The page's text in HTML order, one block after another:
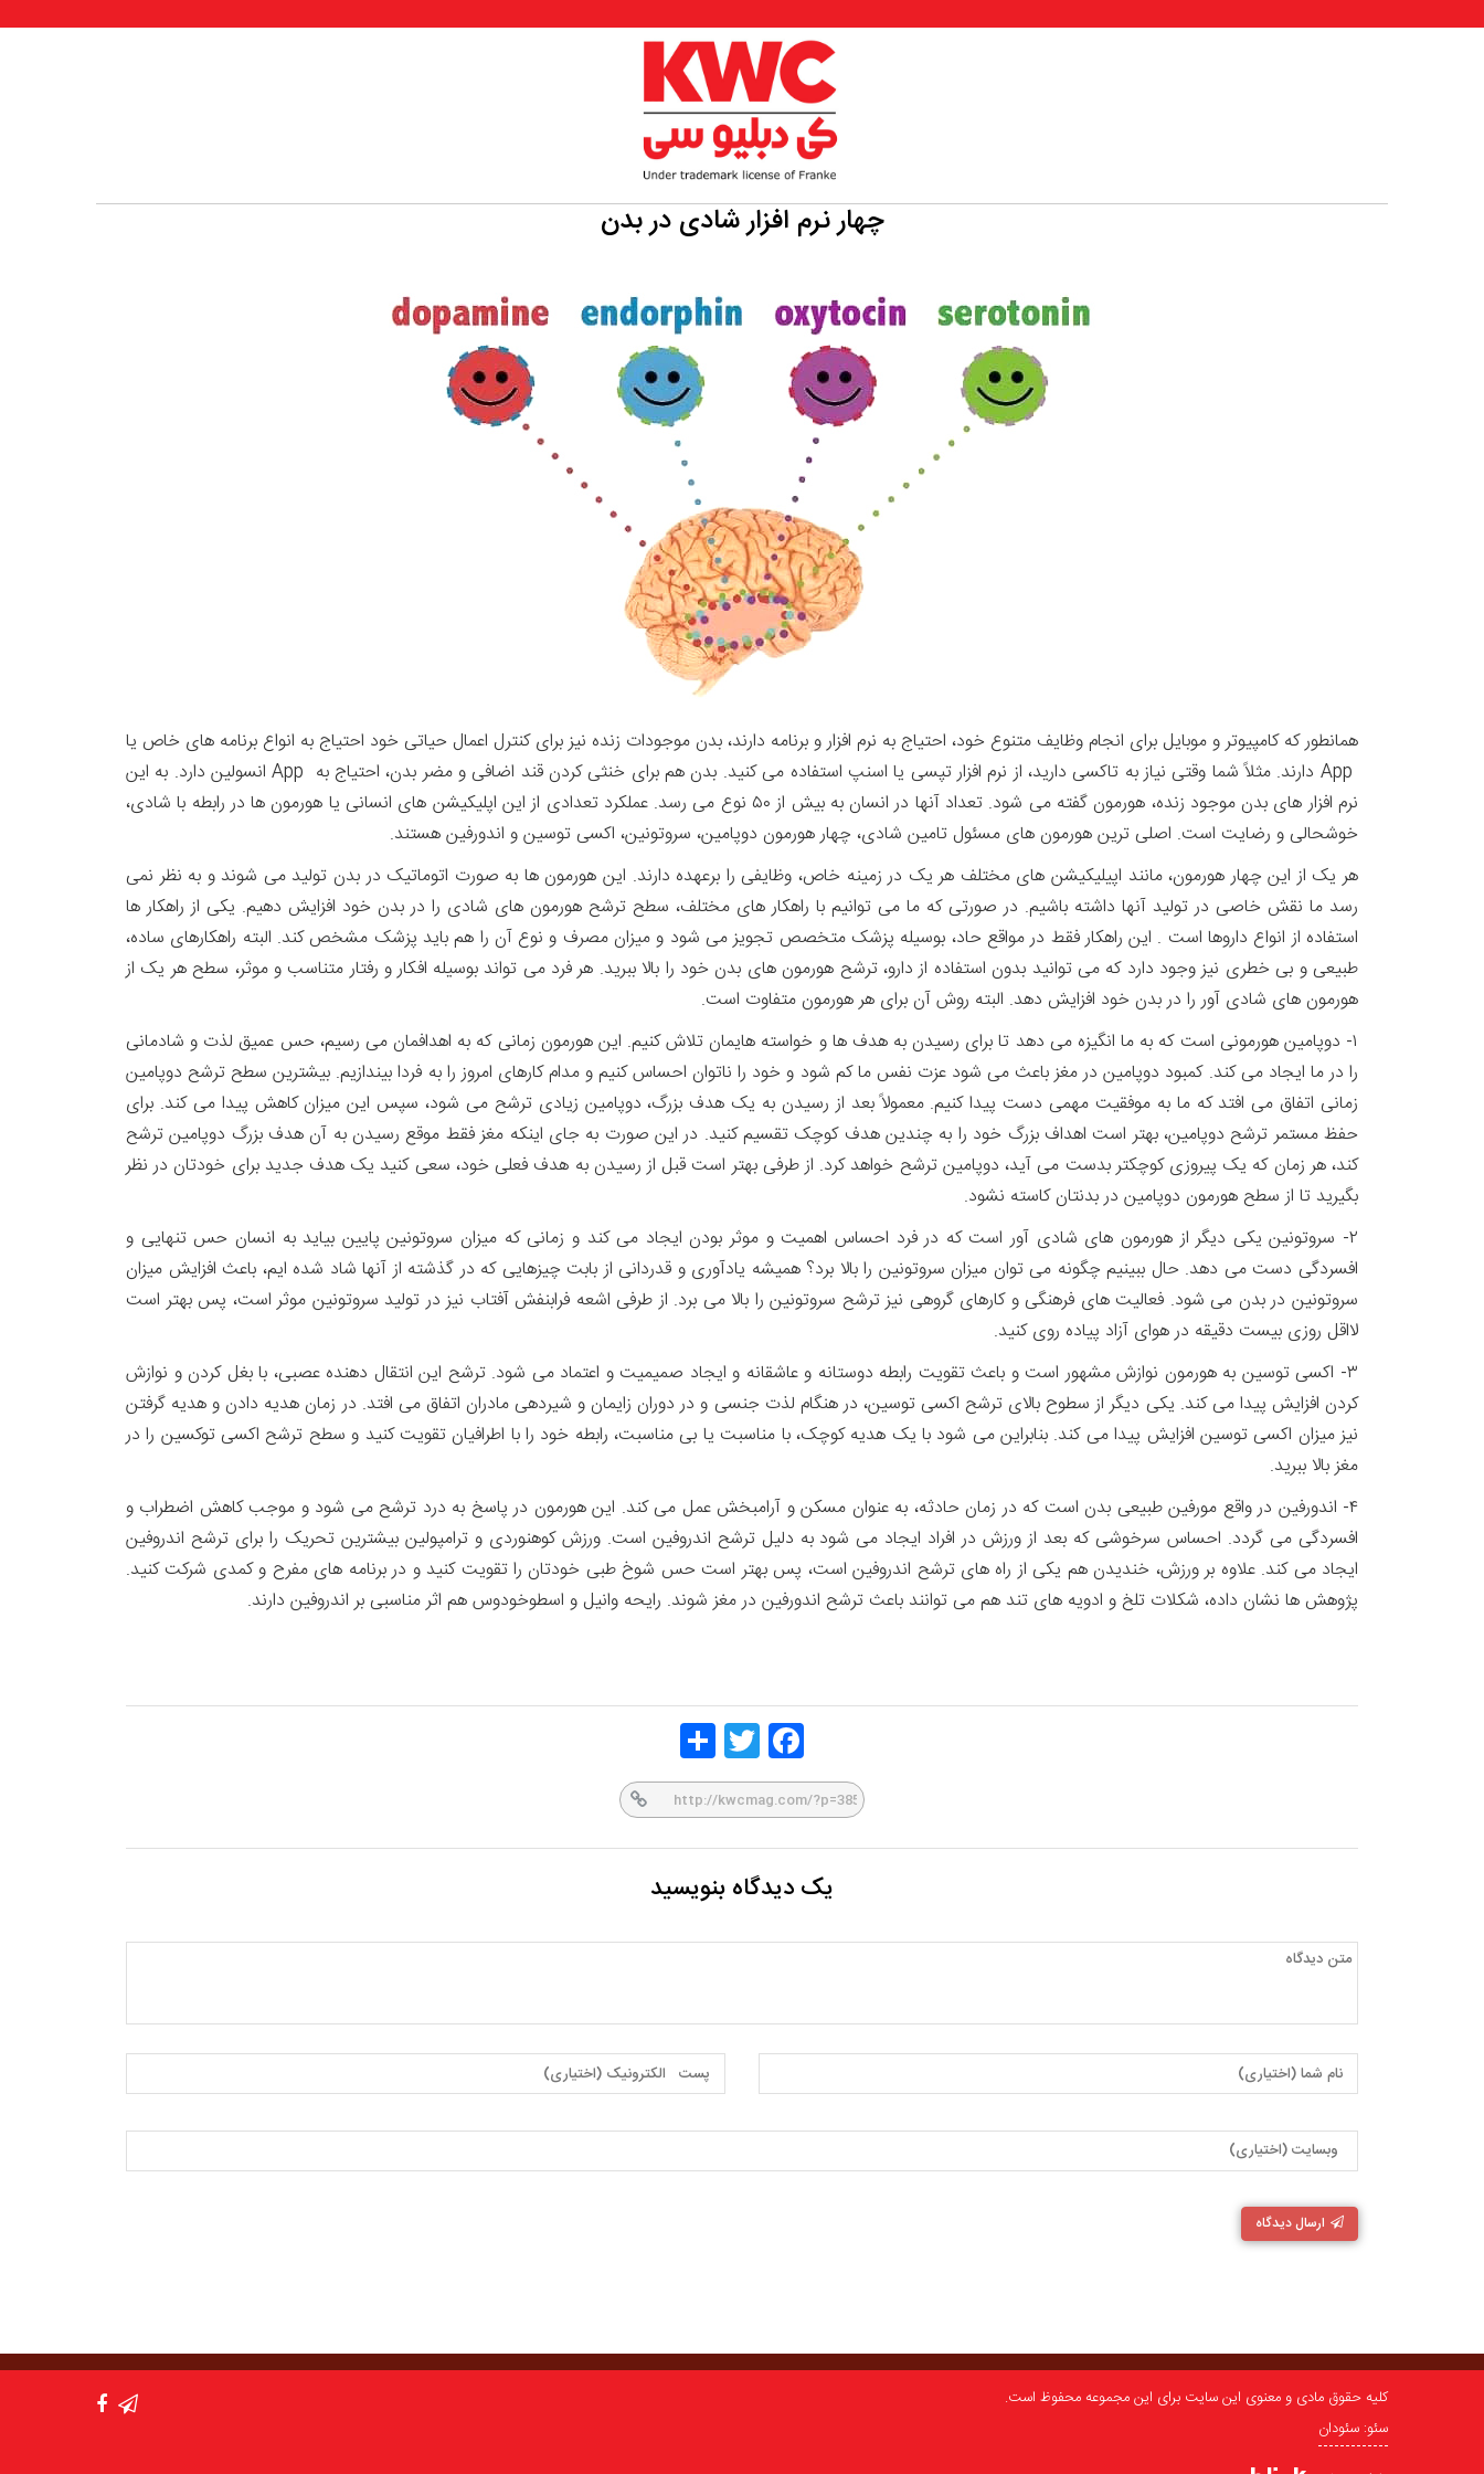
چهار نرم افزار شادی در بدن
همانطور که کامپیوتر و موبایل برای انجام وظایف متنوع خود، احتیاج به نرم افزار و برنامه دارند، بدن موجودات زنده نیز برای کنترل اعمال حیاتی خود احتیاج به انواع برنامه های خاص یا
App دارند. مثلاً شما وقتی نیاز به تاکسی دارید، از نرم افزار تپسی یا اسنپ استفاده می کنید. بدن هم برای خنثی کردن قند اضافی و مضر بدن، احتیاج به App انسولین دارد. به این
نرم افزار های بدن موجود زنده، هورمون گفته می شود. تعداد آنها در انسان به بیش از ۵۰ نوع می رسد. عملکرد تعدادی از این اپلیکیشن های انسانی یا هورمون ها در رابطه با شادی،
خوشحالی و رضایت است. اصلی ترین هورمون های مسئول تامین شادی، چهار هورمون دوپامین، سروتونین، اکسی توسین و اندورفین هستند.
هر یک از این چهار هورمون، مانند اپیلیکیشن های مختلف هر یک در زمینه خاص، وظایفی را برعهده دارند. این هورمون ها به صورت اتوماتیک در بدن تولید می شوند و به نظر نمی
رسد ما نقش خاصی در تولید آنها داشته باشیم. در صورتی که ما می توانیم با راهکار های مختلف، سطح ترشح هورمون های شادی را در بدن خود افزایش دهیم. یکی از راهکار ها
استفاده از انواع داروها است . این راهکار فقط در مواقع حاد، بوسیله پزشک متخصص تجویز می شود و میزان مصرف و نوع آن را هم باید پزشک مشخص کند. البته راهکارهای ساده،
طبیعی و بی خطری نیز وجود دارد که می توانید بدون استفاده از دارو، ترشح هورمون های بدن خود را بالا ببرید. هر فرد می تواند بوسیله افکار و رفتار متناسب و موثر، سطح هر یک از
هورمون های شادی آور را در بدن خود افزایش دهد. البته روش آن برای هر هورمون متفاوت است.
۱- دوپامین هورمونی است که به ما انگیزه می دهد تا برای رسیدن به هدف ها و خواسته هایمان تلاش کنیم. این هورمون زمانی که به اهدافمان می رسیم، حس عمیق لذت و شادمانی
را در ما ایجاد می کند. کمبود دوپامین در مغز باعث می شود عزت نفس ما کم شود و خود را ناتوان احساس کنیم و مدام کارهای امروز را به فردا بیندازیم. بیشترین سطح ترشح دوپامین
زمانی اتفاق می افتد که ما به موفقیت مهمی دست پیدا کنیم. معمولاً بعد از رسیدن به یک هدف بزرگ، دوپامین زیادی ترشح می شود، سپس این میزان کاهش پیدا می کند. برای
حفظ مستمر ترشح دوپامین، بهتر است اهداف بزرگ خود را به چندین هدف کوچک تقسیم کنید. در این صورت به جای اینکه مغز فقط موقع رسیدن به آن هدف بزرگ دوپامین ترشح
کند، هر زمان که یک پیروزی کوچکتر بدست می آید، دوپامین ترشح خواهد کرد. از طرفی بهتر است قبل از رسیدن به هدف فعلی خود، سعی کنید یک هدف جدید برای خودتان در نظر
بگیرید تا از سطح هورمون دوپامین در بدنتان کاسته نشود.
۲- سروتونین یکی دیگر از هورمون های شادی آور است که در فرد احساس اهمیت و موثر بودن ایجاد می کند و زمانی که میزان سروتونین پایین بیاید به انسان حس تنهایی و
افسردگی دست می دهد. حال ببینیم چگونه می توان میزان سروتونین را بالا برد؟ همیشه یادآوری و قدردانی از بابت چیزهایی که در گذشته از آنها شاد شده ایم، باعث افزایش میزان
سروتونین در بدن می شود. فعالیت های فرهنگی و کارهای گروهی نیز ترشح سروتونین را بالا می برد. از طرفی اشعه فرابنفش آفتاب نیز در تولید سروتونین موثر است، پس بهتر است
لااقل روزی بیست دقیقه در هوای آزاد پیاده روی کنید.
۳- اکسی توسین به هورمون نوازش مشهور است و باعث تقویت رابطه دوستانه و عاشقانه و ایجاد صمیمیت و اعتماد می شود. ترشح این انتقال دهنده عصبی، با بغل کردن و نوازش
کردن افزایش پیدا می کند. یکی دیگر از سطوح بالای ترشح اکسی توسین، در هنگام لذت جنسی و در دوران زایمان و شیردهی مادران اتفاق می افتد. در زمان هدیه دادن و هدیه گرفتن
نیز میزان اکسی توسین افزایش پیدا می کند. بنابراین می شود با یک هدیه کوچک، با مناسبت یا بی مناسبت، رابطه خود را با اطرافیان تقویت کنید و سطح ترشح اکسی توکسین را در
مغز بالا ببرید.
۴- اندورفین در واقع مورفین طبیعی بدن است که در زمان حادثه، به عنوان مسکن و آرامبخش عمل می کند. این هورمون در پاسخ به درد ترشح می شود و موجب کاهش اضطراب و
افسردگی می گردد. احساس سرخوشی که بعد از ورزش در افراد ایجاد می شود به دلیل ترشح اندروفین است. ورزش کوهنوردی و ترامپولین بیشترین تحریک را برای ترشح اندروفین
ایجاد می کند. علاوه بر ورزش، خندیدن هم یکی از راه های ترشح اندروفین است، پس بهتر است حس شوخ طبی خودتان را تقویت کنید و در برنامه های مفرح و کمدی شرکت کنید.
پژوهش ها نشان داده، شکلات تلخ و ادویه های تند هم می توانند باعث ترشح اندورفین در مغز شوند. رایحه وانیل و اسطوخودوس هم اثر مناسبی بر اندروفین دارند.
Face
book
Twitt
er
یک دیدگاه بنویسید
ارسال دیدگاه
کلیه حقوق مادی و معنوی این سایت برای این مجموعه محفوظ است.
سئو: سئودان